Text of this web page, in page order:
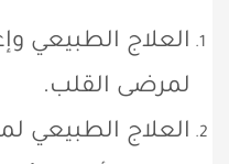
العلاج الطبيعي
لمرضى القلب.
العلاج الطبيعي